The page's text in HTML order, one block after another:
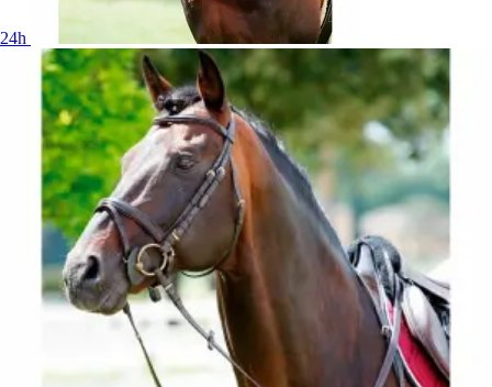
24h